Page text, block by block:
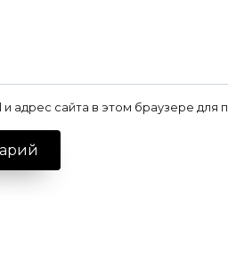
адрес сайта в этом браузере